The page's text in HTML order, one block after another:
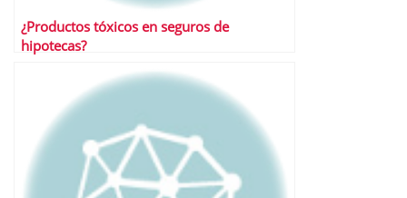
¿Productos tóxicos en seguros de
hipotecas?